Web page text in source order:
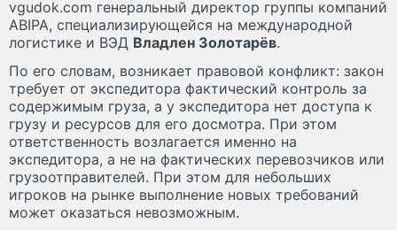
vgudok.com генеральный директор группы компаний
ABIPA, специализирующейся на международной
логистике и ВЭД Владлен Золотарёв.
По его словам, возникает правовой конфликт: закон
требует от экспедитора фактический контроль за
содержимым груза, а у экспедитора нет доступа к
грузу и ресурсов для его досмотра. При этом
ответственность возлагается именно на
экспедитора, а не на фактических перевозчиков или
грузоотправителей. При этом для небольших
игроков на рынке выполнение новых требований
может оказаться невозможным.